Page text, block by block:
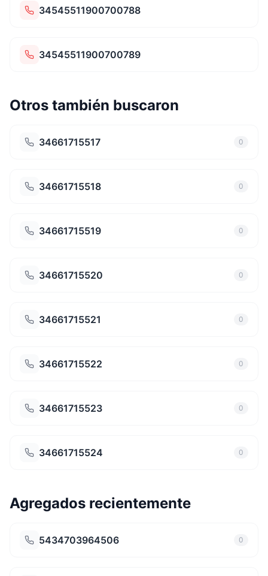
34545511900700788
34545511900700789
Otros también buscaron
34661715517 0
34661715518 0
34661715519 0
34661715520 0
34661715521 0
34661715522 0
34661715523 0
34661715524 0
Agregados recientemente
5434703964506 0